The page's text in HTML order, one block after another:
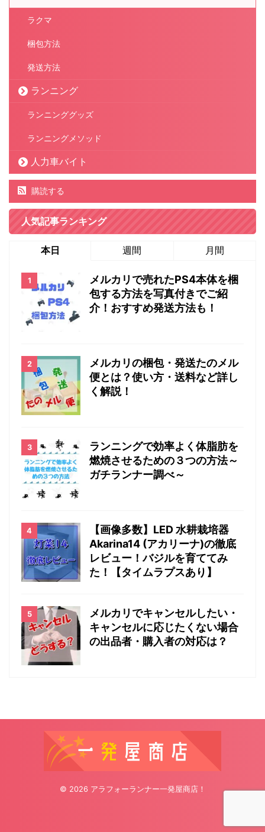
ラクマ
梱包方法
発送方法
ランニング
ランニンググッズ
ランニングメソッド
人力車バイト
購読する
人気記事ランキング
本日 週間 月間
メルカリで売れたPS4本体を梱
包する方法を写真付きでご紹
介！おすすめ発送方法も！
メルカリの梱包・発送たのメル
便とは？使い方・送料など詳し
く解説！
ランニングで効率よく体脂肪を
燃焼させるための３つの方法～
ガチランナー調べ～
【画像多数】LED 水耕栽培器
Akarina14 (アカリーナ)の徹底
レビュー！バジルを育ててみ
た！【タイムラプスあり】
メルカリでキャンセルしたい・
キャンセルに応じたくない場合
の出品者・購入者の対応は？
© 2026 アラフォーランナー一発屋商店！